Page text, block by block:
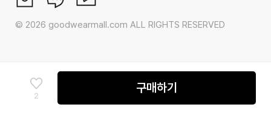
2
구매하기
© 2026 goodwearmall.com ALL RIGHTS RESERVED